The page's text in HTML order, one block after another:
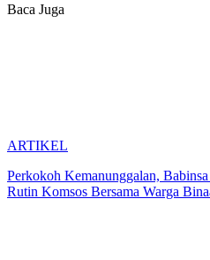
Baca Juga
ARTIKEL
Perkokoh Kemanunggalan,
Rutin Komsos Bersama Warga